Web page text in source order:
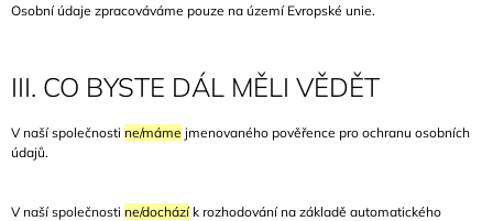
Osobní údaje zpracováváme pouze na území Evropské unie.
III. CO BYSTE DÁL MĚLI VĚDĚT
V naší společnosti ne/máme jmenovaného pověřence pro ochranu osobních
údajů.
V naší společnosti ne/dochází k rozhodování na základě automatického